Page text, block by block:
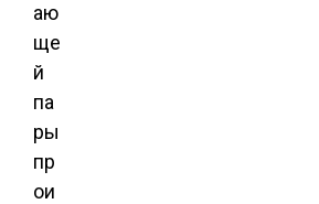
аю
ще
й
па
ры
пр
ои